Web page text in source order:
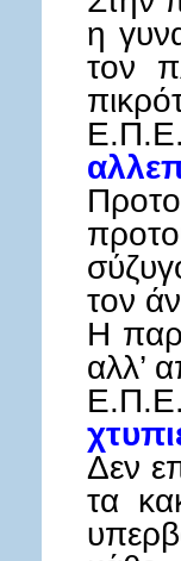
η
τον
τον
Η
αλλ’
Δεν
τα